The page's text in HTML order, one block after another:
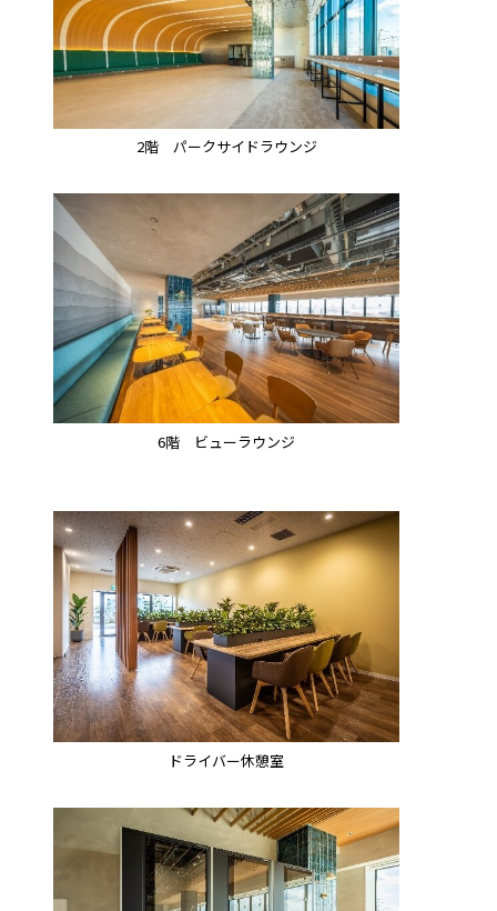
2階 パークサイドラウンジ
6階 ビューラウンジ
ドライバー休憩室